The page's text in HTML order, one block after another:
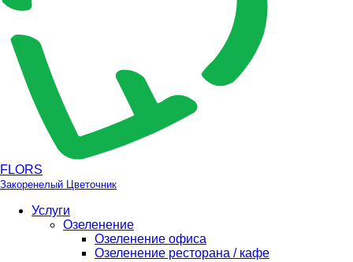
FLORS
Закоренелый Цветочник
Услуги
Озеленение
Озеленение офиса
Озеленение ресторана / кафе